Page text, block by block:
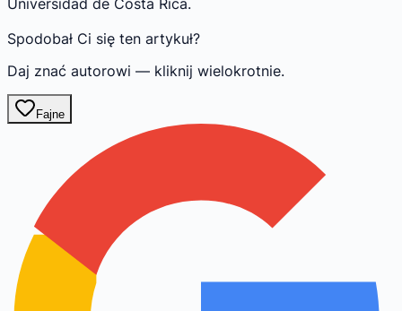
Universidad de Costa Rica.
Spodobał Ci się ten artykuł?
Daj znać autorowi — kliknij wielokrotnie.
Fajne